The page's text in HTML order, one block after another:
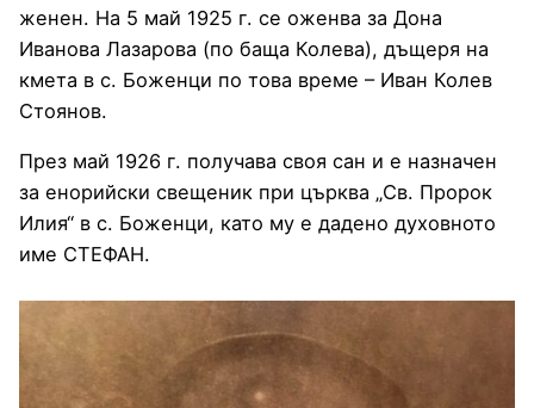
женен. На 5 май 1925 г. се оженва за Дона
Иванова Лазарова (по баща Колева), дъщеря на
кмета в с. Боженци по това време – Иван Колев
Стоянов.
През май 1926 г. получава своя сан и е назначен
за енорийски свещеник при църква „Св. Пророк
Илия“ в с. Боженци, като му е дадено духовното
име СТЕФАН.